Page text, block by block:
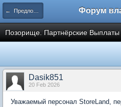
← Предложения по улучшению сервиса
Позорище. Партнёрские
Dasik851
20 Feb 2026
Уважаемый персонал StoreLand,